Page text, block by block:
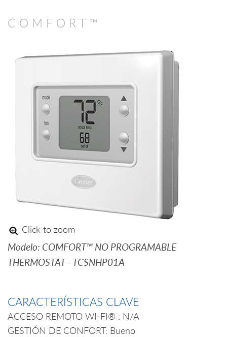
COMFORT™
Click to zoom
Modelo: COMFORT™ NO PROGRAMABLE
THERMOSTAT - TCSNHP01A
CARACTERÍSTICAS CLAVE
ACCESO REMOTO WI-FI® : N/A
GESTIÓN DE CONFORT: Bueno